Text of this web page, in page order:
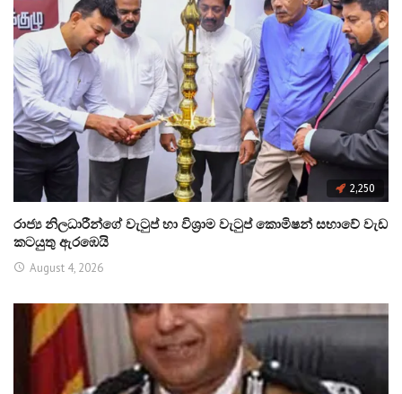
2,250
රාජ්‍ය නිලධාරීන්ගේ වැටුප් හා විශ්‍රාම වැටුප් කොමිෂන් සභාවේ වැඩ
කටයුතු ඇරඹෙයි
August 4, 2026